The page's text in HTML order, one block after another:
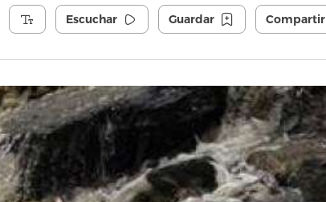
Escuchar Guardar Compartir